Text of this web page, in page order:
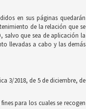
en sus páginas quedarán
de la relación que se
salvo que sea de aplicación la
llevadas a cabo y las demás
3/2018, de 5 de diciembre, de
para los cuales se recogen